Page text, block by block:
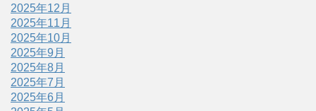
2025年12月
2025年11月
2025年10月
2025年9月
2025年8月
2025年7月
2025年6月